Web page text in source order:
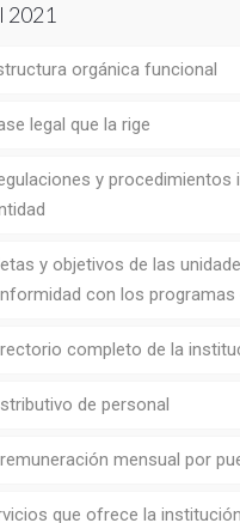
2021
orgánica funcional
legal que la rige
y procedimientos
y objetivos de las
con los programas
completo de la
de personal
mensual por
que ofrece la institución